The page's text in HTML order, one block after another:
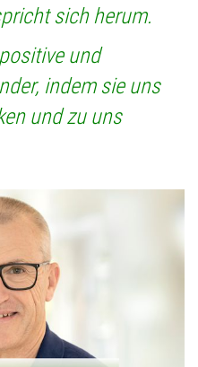
sich herum.
und
indem sie uns
und zu uns